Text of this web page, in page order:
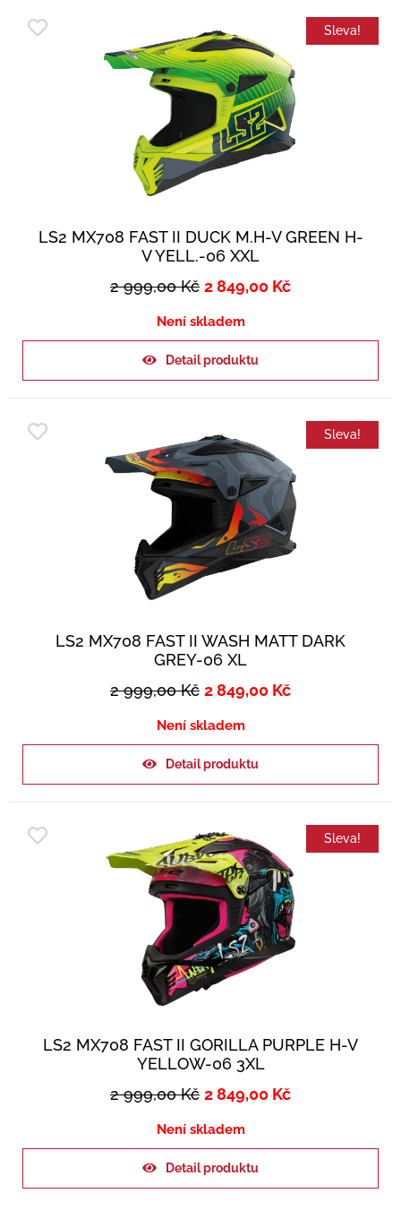
Sleva!
LS2 MX708 FAST II DUCK M.H-V GREEN H-
V YELL.-06 XXL
2 999,00Kč 2 849,00 Kč
Není skladem
Detail produktu
Sleva!
LS2 MX708 FAST II WASH MATT DARK
GREY-06 XL
2 999,00Kč 2 849,00 Kč
Není skladem
Detail produktu
Sleva!
LS2 MX708 FAST II GORILLA PURPLE H-V
YELLOW-06 3XL
2 999,00Kč 2 849,00 Kč
Není skladem
Detail produktu